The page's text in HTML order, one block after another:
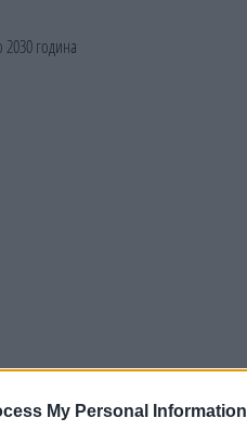
My Personal Information